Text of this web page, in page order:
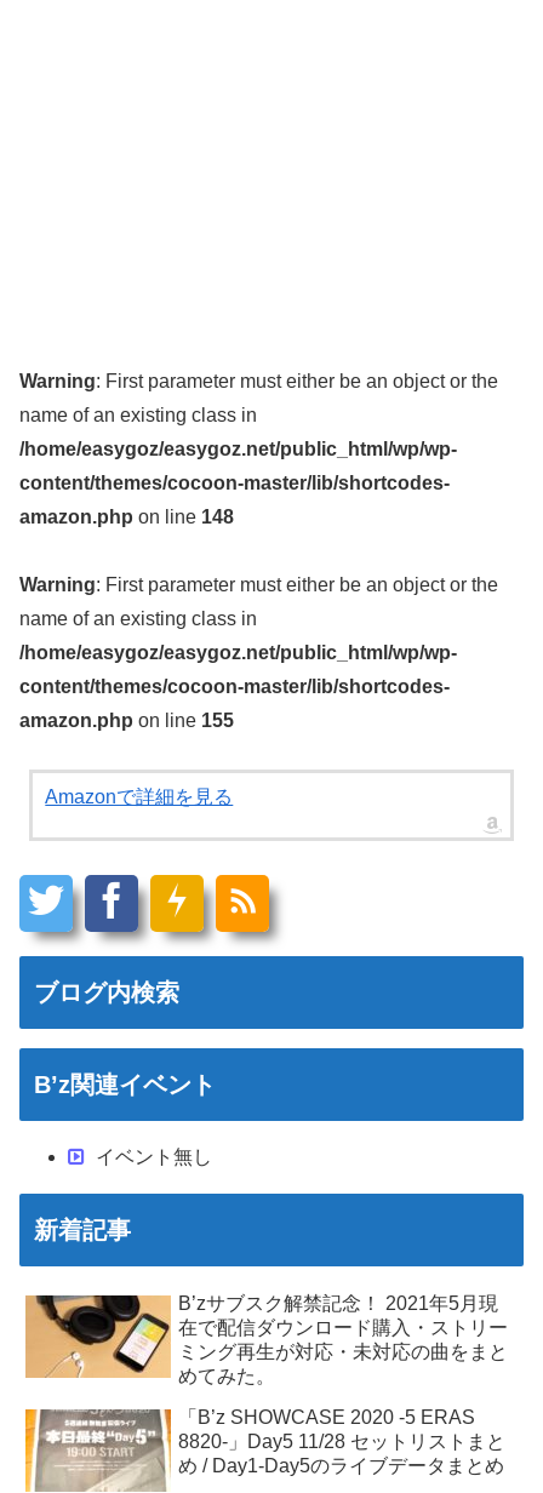
Warning: First parameter must either be an object or the
name of an existing class in
/home/easygoz/easygoz.net/public_html/wp/wp-
content/themes/cocoon-master/lib/shortcodes-
amazon.php on line 148
Warning: First parameter must either be an object or the
name of an existing class in
/home/easygoz/easygoz.net/public_html/wp/wp-
content/themes/cocoon-master/lib/shortcodes-
amazon.php on line 155
Amazonで詳細を見る
ブログ内検索
B’z関連イベント
イベント無し
新着記事
B’zサブスク解禁記念！ 2021年5月現
在で配信ダウンロード購入・ストリー
ミング再生が対応・未対応の曲をまと
めてみた。
「B’z SHOWCASE 2020 -5 ERAS
8820-」Day5 11/28 セットリストまと
め / Day1-Day5のライブデータまとめ